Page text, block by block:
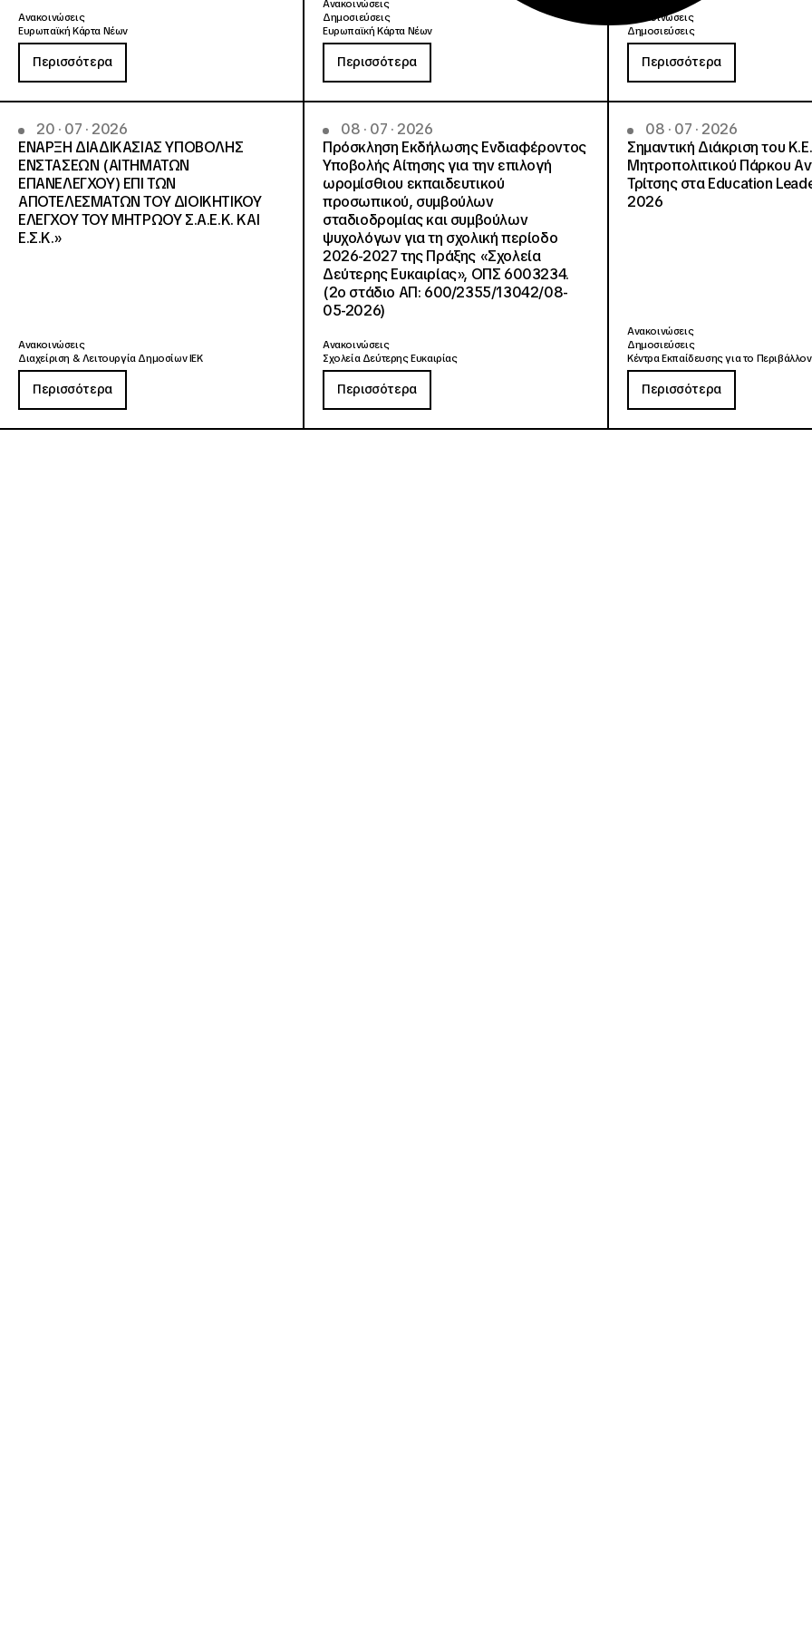
Ανακοινώσεις
Ευρωπαϊκή Κάρτα Νέων
Περισσότερα
Ανακοινώσεις
Δημοσιεύσεις
Ευρωπαϊκή Κάρτα Νέων
Περισσότερα
Ανακοινώσεις
Δημοσιεύσεις
Περισσότερα
20 · 07 · 2026
ΕΝΑΡΞΗ ΔΙΑΔΙΚΑΣΙΑΣ ΥΠΟΒΟΛΗΣ
ΕΝΣΤΑΣΕΩΝ (ΑΙΤΗΜΑΤΩΝ
ΕΠΑΝΕΛΕΓΧΟΥ) ΕΠΙ ΤΩΝ
ΑΠΟΤΕΛΕΣΜΑΤΩΝ ΤΟΥ ΔΙΟΙΚΗΤΙΚΟΥ
ΕΛΕΓΧΟΥ ΤΟΥ ΜΗΤΡΩΟΥ Σ.Α.Ε.Κ. ΚΑΙ
Ε.Σ.Κ.»
Ανακοινώσεις
Διαχείριση & Λειτουργία Δημοσίων ΙΕΚ
Περισσότερα
08 · 07 · 2026
Πρόσκληση Εκδήλωσης Ενδιαφέροντος
Υποβολής Αίτησης για την επιλογή
ωρομίσθιου εκπαιδευτικού
προσωπικού, συμβούλων
σταδιοδρομίας και συμβούλων
ψυχολόγων για τη σχολική περίοδο
2026-2027 της Πράξης «Σχολεία
Δεύτερης Ευκαιρίας», ΟΠΣ 6003234.
(2ο στάδιο ΑΠ: 600/2355/13042/08-
05-2026)
Ανακοινώσεις
Σχολεία Δεύτερης Ευκαιρίας
Περισσότερα
08 · 07 · 2026
Σημαντική Διάκριση του
Μητροπολιτικού Πάρκου
Τρίτσης στα Education
2026
Ανακοινώσεις
Δημοσιεύσεις
Κέντρα Εκπαίδευσης για το
Περισσότερα